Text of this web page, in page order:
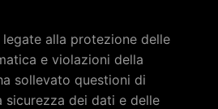
alla protezione delle
e violazioni della
sollevato questioni di
sicurezza dei dati e delle